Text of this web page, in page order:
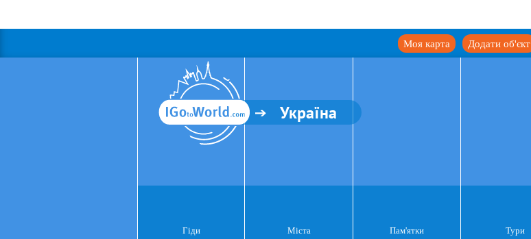
Додати об'єкт
Моя карта
Україна
Гіди Міста Пам'ятки Тури